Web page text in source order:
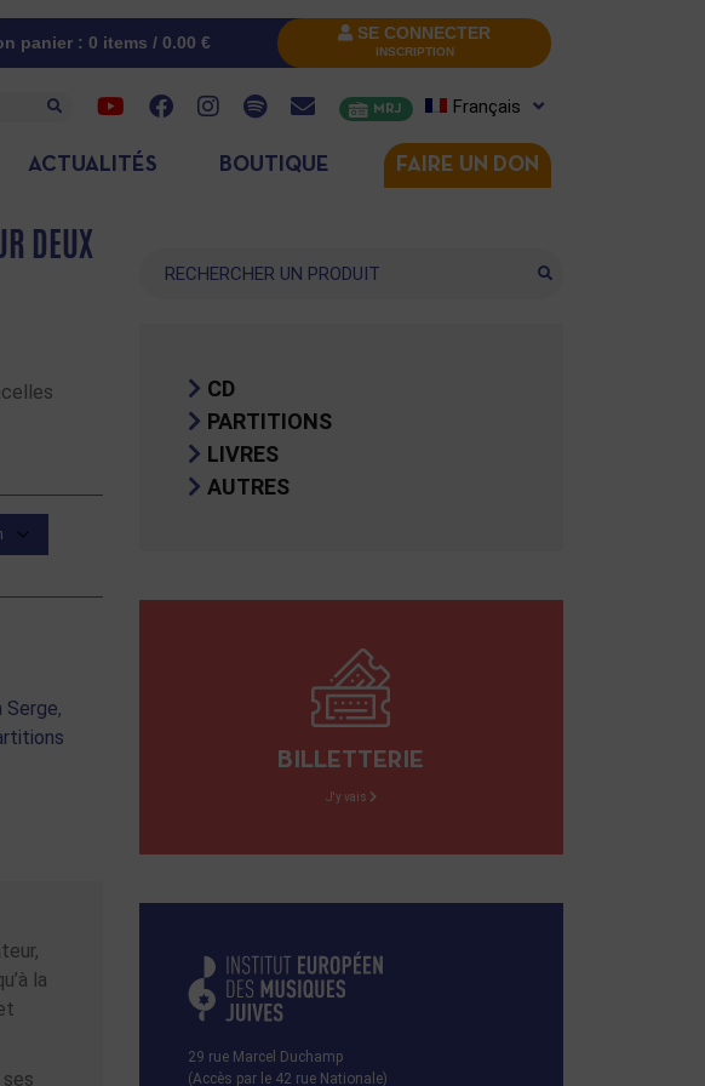
panier : 0 items / 0.00 € SE CONNECTER
INSCRIPTION
MRJ Français
ACTUALITÉS BOUTIQUE FAIRE UN DON
DEUX
Serge,
la
Recherche
CD
PARTITIONS
LIVRES
AUTRES
BILLETTERIE
J'y vais
29 rue Marcel Duchamp
(Accès par le 42 rue Nationale)